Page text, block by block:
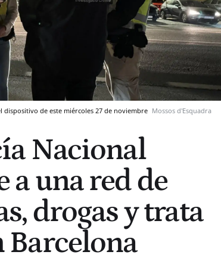
dispositivo de este miércoles 27 de noviembre Mossos d'Esquadra
Nacional
a una red de
drogas y trata
Barcelona